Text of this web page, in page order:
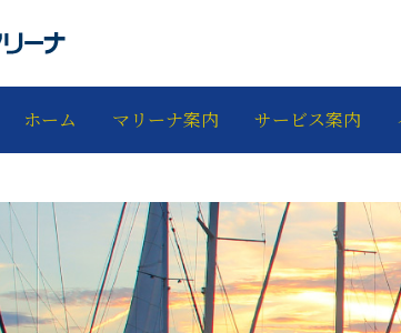
ホーム マリーナ案内 サービス案内